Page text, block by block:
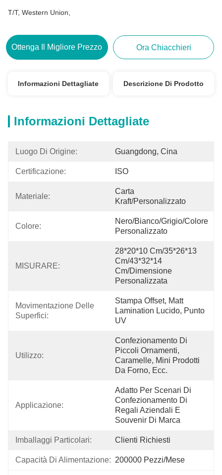
T/T, Western Union,
Ottenga Il Migliore Prezzo Ora Chiacchieri
Informazioni Dettagliate Descrizione Di Prodotto
Informazioni Dettagliate
Luogo Di Origine: Guangdong, Cina
Certificazione: ISO
Materiale:
Carta
Kraft/Personalizzato
Colore:
Nero/Bianco/Grigio/Colore
Personalizzato
MISURARE:
28*20*10 Cm/35*26*13
Cm/43*32*14
Cm/dimensione
Personalizzata
Movimentazione Delle
Superfici:
Stampa Offset, Matt
Lamination Lucido, Punto
UV
Utilizzo:
Confezionamento Di
Piccoli Ornamenti,
Caramelle, Mini Prodotti
Da Forno, Ecc.
Applicazione:
Adatto Per Scenari Di
Confezionamento Di
Regali Aziendali E
Souvenir Di Marca
Imballaggi Particolari: Clienti Richiesti
Capacità Di Alimentazione: 200000 Pezzi/mese